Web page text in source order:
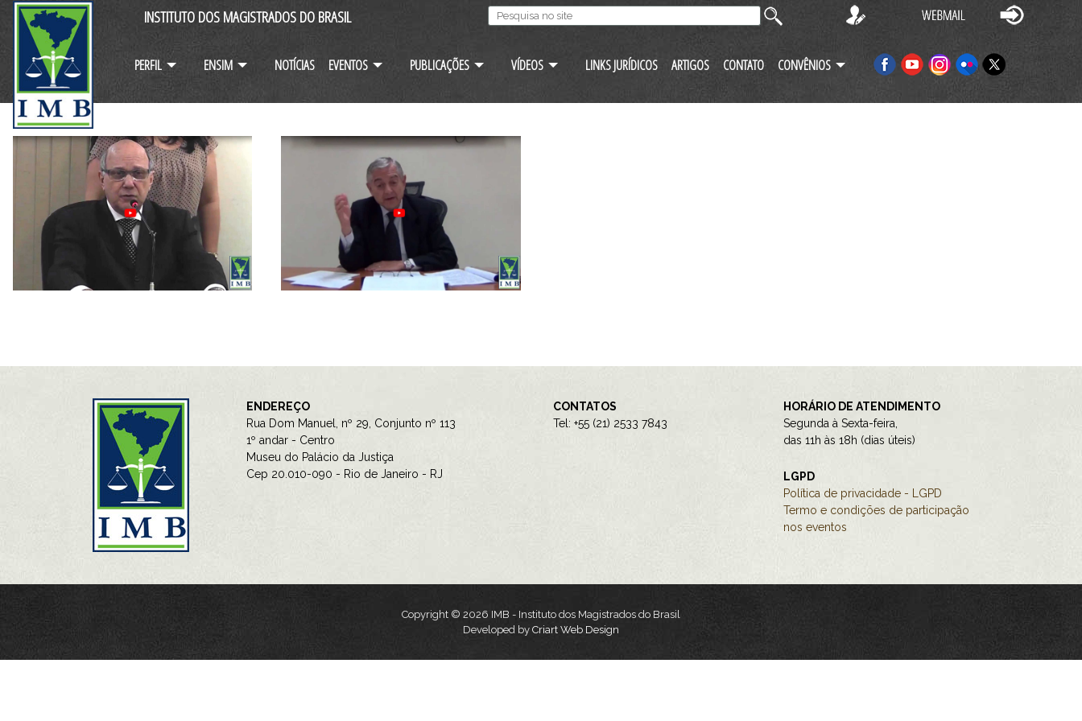
INSTITUTO DOS MAGISTRADOS DO BRASIL
PERFIL ENSIM NOTÍCIAS EVENTOS PUBLICAÇÕES VÍDEOS LINKS JURÍDICOS ARTIGOS CONTATO CONVÊNIOS
ENDEREÇO
Rua Dom Manuel, nº 29, Conjunto nº 113
1º andar - Centro
Museu do Palácio da Justiça
Cep 20.010-090 - Rio de Janeiro - RJ
CONTATOS
Tel: +55 (21) 2533 7843
HORÁRIO DE ATENDIMENTO
Segunda à Sexta-feira,
das 11h às 18h (dias úteis)
LGPD
Política de privacidade - LGPD
Termo e condições de participação
nos eventos
Copyright © 2026 IMB - Instituto dos Magistrados do Brasil
Developed by Criart Web Design